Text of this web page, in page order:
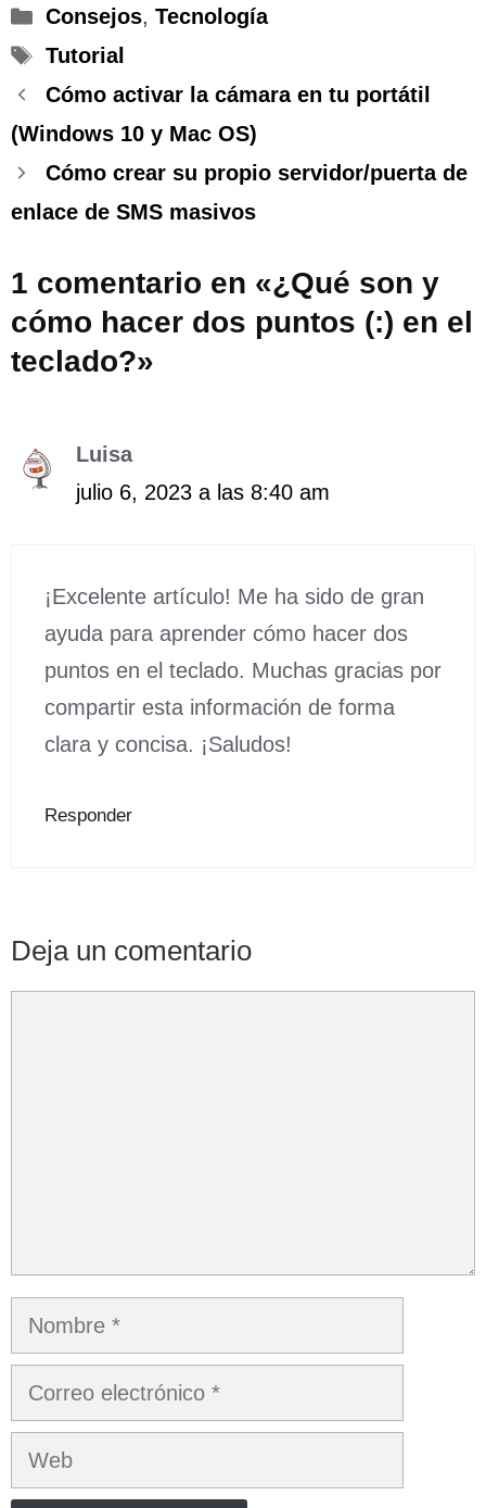
Categorías
Consejos, Tecnología
Etiquetas
Tutorial
Cómo activar la cámara en tu portátil
(Windows 10 y Mac OS)
Cómo crear su propio servidor/puerta de
enlace de SMS masivos
1 comentario en «¿Qué son y
cómo hacer dos puntos (:) en el
teclado?»
Luisa
julio 6, 2023 a las 8:40 am
¡Excelente artículo! Me ha sido de gran
ayuda para aprender cómo hacer dos
puntos en el teclado. Muchas gracias por
compartir esta información de forma
clara y concisa. ¡Saludos!
Responder
Deja un comentario
Nombre
Correo
electrónico
Web